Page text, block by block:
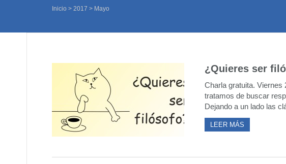
Inicio > 2017 > Mayo
¿Quieres ser
Charla gratuita. Viernes
tratamos de buscar
Dejando a un lado las
LEER MÁS